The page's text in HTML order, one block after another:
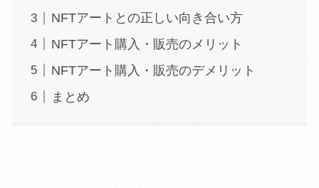
NFTアートとの正しい向き合い方
NFTアート購入・販売のメリット
NFTアート購入・販売のデメリット
まとめ